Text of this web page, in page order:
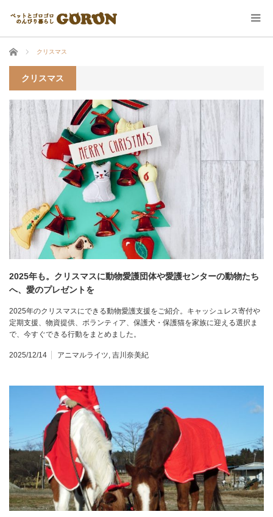
ホーム クリスマス
クリスマス
2025年も。クリスマスに動物愛護団体や愛護センターの動物たち
へ、愛のプレゼントを
2025年のクリスマスにできる動物愛護支援をご紹介。キャッシュレス寄付や
定期支援、物資提供、ボランティア、保護犬・保護猫を家族に迎える選択ま
で、今すぐできる行動をまとめました。
2025/12/14 アニマルライツ, 吉川奈美紀